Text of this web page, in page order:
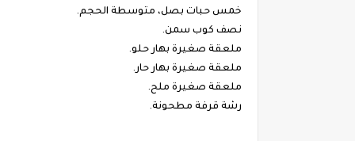
خمس حبات بصل، متوسطة الحجم.
نصف كوب سمن.
ملعقة صغيرة بهار حلو.
ملعقة صغيرة بهار حار.
ملعقة صغيرة ملح.
رشة قرفة مطحونة.